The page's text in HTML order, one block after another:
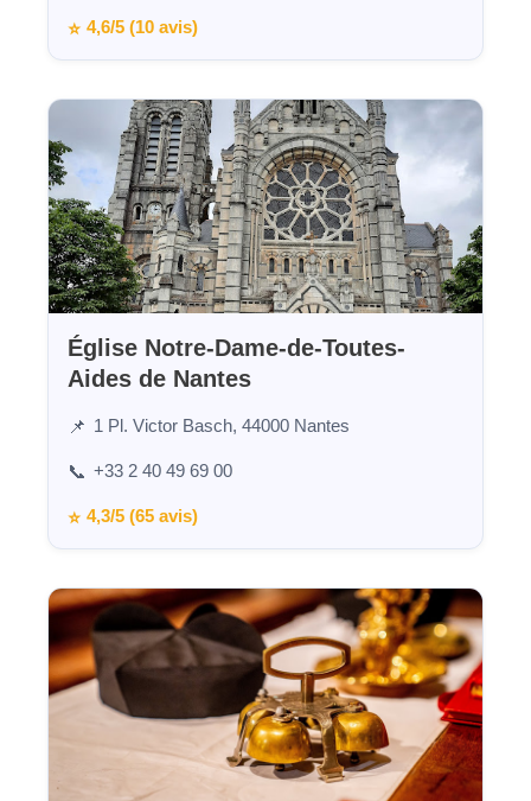
⭐ 4,6/5 (10 avis)
Église Notre-Dame-de-Toutes-
Aides de Nantes
📌 1 Pl. Victor Basch, 44000 Nantes
📞 +33 2 40 49 69 00
⭐ 4,3/5 (65 avis)